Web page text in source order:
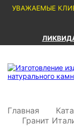
УВАЖАЕМЫЕ
Главная
Гранит